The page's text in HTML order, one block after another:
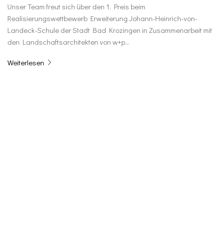
Unser Team freut sich über den 1. Preis beim
Realisierungswettbewerb Erweiterung Johann-Heinrich-von-
Landeck-Schule der Stadt Bad Krozingen in Zusammenarbeit mit
den Landschaftsarchitekten von w+p…
Weiterlesen